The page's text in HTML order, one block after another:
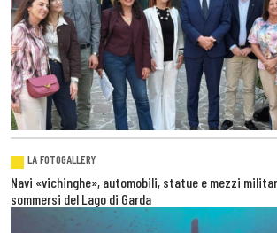
LA FOTOGALLERY
Navi «vichinghe», automobili, statue e mezzi
sommersi del Lago di Garda